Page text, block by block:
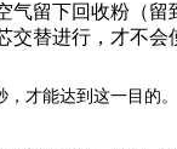
留下回收粉（
替进行，才不
才能达到这一目的。